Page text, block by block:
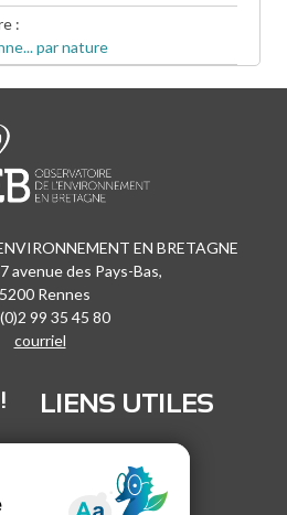
par nature
EN BRETAGNE
avenue des Pays-Bas,
Rennes
99 35 45 80
courriel
LIENS UTILES
Marchés publics
Espace presse